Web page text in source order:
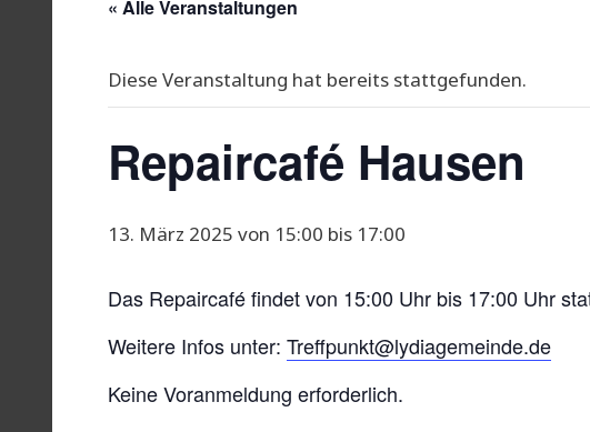
« Alle Veranstaltungen
Diese Veranstaltung hat bereits stattgefunden.
Repaircafé Hausen
13. März 2025 von 15:00 bis 17:00
Das Repaircafé findet von 15:00 Uhr bis 17:00 Uhr
Weitere Infos unter: Treffpunkt@lydiagemeinde.de
Keine Voranmeldung erforderlich.